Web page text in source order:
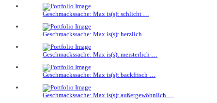
Geschmackssache: Max is(s)t schlicht …
Geschmackssache: Max is(s)t herzlich …
Geschmackssache: Max is(s)t meisterlich …
Geschmackssache: Max is(s)t backfrisch …
Geschmackssache: Max is(s)t außergewöhnlich …